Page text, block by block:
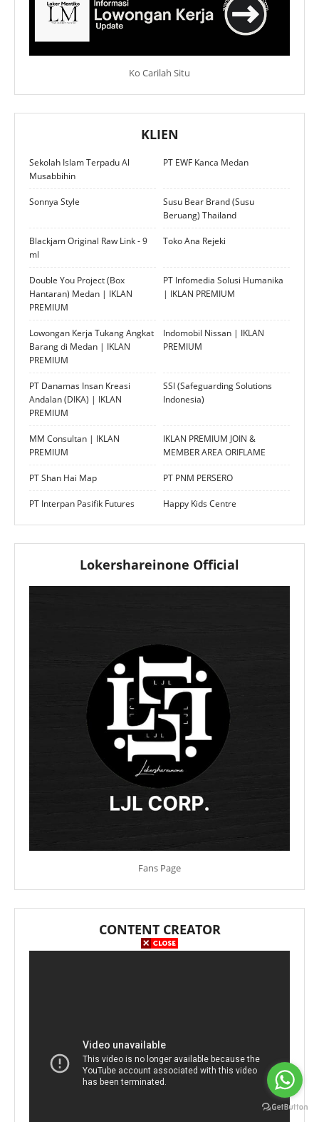
Ko Carilah Situ
KLIEN
Sekolah Islam Terpadu Al
Musabbihin
PT EWF Kanca Medan
Sonnya Style
Susu Bear Brand (Susu
Beruang) Thailand
Blackjam Original Raw Link - 9
ml
Toko Ana Rejeki
Double You Project (Box
Hantaran) Medan | IKLAN
PREMIUM
PT Infomedia Solusi Humanika
| IKLAN PREMIUM
Lowongan Kerja Tukang Angkat
Barang di Medan | IKLAN
PREMIUM
Indomobil Nissan | IKLAN
PREMIUM
PT Danamas Insan Kreasi
Andalan (DIKA) | IKLAN
PREMIUM
SSI (Safeguarding Solutions
Indonesia)
MM Consultan | IKLAN
PREMIUM
IKLAN PREMIUM JOIN &
MEMBER AREA ORIFLAME
PT Shan Hai Map PT PNM PERSERO
PT Interpan Pasifik Futures Happy Kids Centre
Lokershareinone Official
Fans Page
CONTENT CREATOR